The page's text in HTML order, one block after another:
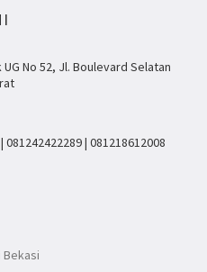
No 52, Jl. Boulevard Selatan
| 081218612008
Bekasi